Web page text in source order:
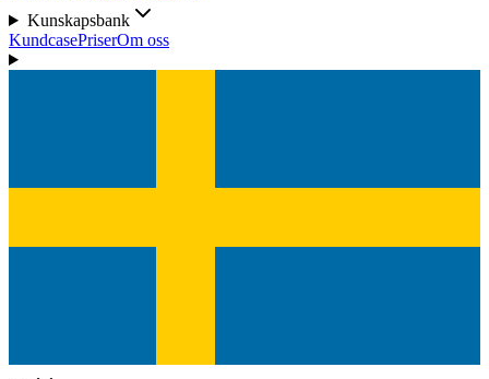
Kunskapsbank
KundcasePriserOm oss